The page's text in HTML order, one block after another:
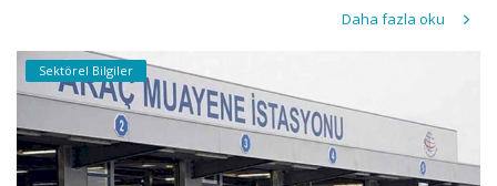
Daha fazla oku
Sektörel Bilgiler